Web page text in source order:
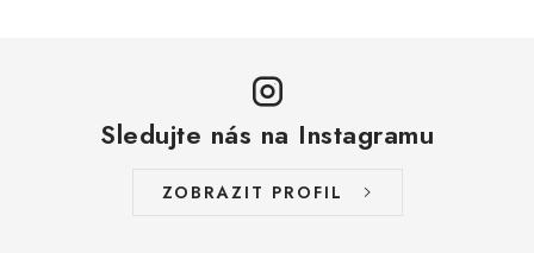
Sledujte nás na Instagramu
ZOBRAZIT PROFIL